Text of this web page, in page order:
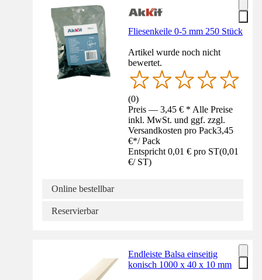
Fliesenkeile 0-5 mm 250 Stück
Artikel wurde noch nicht
bewertet.
(0)
Preis — 3,45 € * Alle Preise
inkl. MwSt. und ggf. zzgl.
Versandkosten pro Pack3,45
€*/ Pack
Entspricht 0,01 € pro ST(0,01
€/ ST)
Online bestellbar
Reservierbar
Endleiste Balsa einseitig
konisch 1000 x 40 x 10 mm